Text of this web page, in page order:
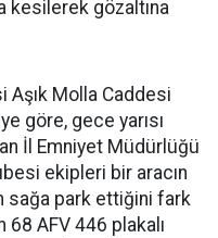
kesilerek gözaltına
Aşık Molla Caddesi
göre, gece yarısı
İl Emniyet Müdürlüğü
ekipleri bir aracın
sağa park ettiğini fark
AFV 446 plakalı